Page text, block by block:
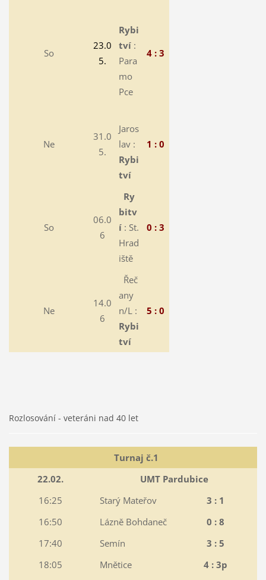
So
23.0
5.
Rybi
tví:
Para
mo
Pce
4 : 3
Ne
31.0
5.
Jaros
lav :
Rybi
tví
1 : 0
So
06.0
6
Ry
bitv
í: St.
Hrad
iště
0 : 3
Ne
14.0
6
Řeč
any
n/L :
Rybi
tví
5 : 0
Rozlosování - veteráni nad 40 let
Turnaj č.1
22.02.
UMT Pardubice
16:25
Starý Mateřov
3 : 1
16:50
Lázně Bohdaneč
0 : 8
17:40
Semín
3 : 5
18:05
Mnětice 4 : 3p